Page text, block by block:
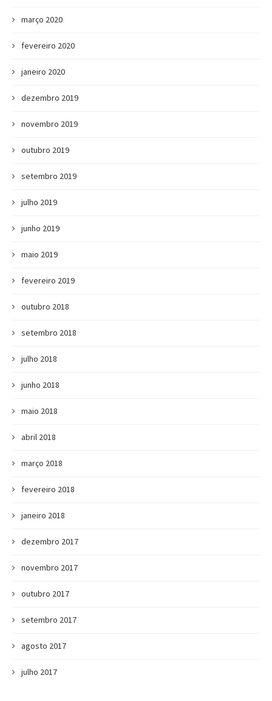
março 2020
fevereiro 2020
janeiro 2020
dezembro 2019
novembro 2019
outubro 2019
setembro 2019
julho 2019
junho 2019
maio 2019
fevereiro 2019
outubro 2018
setembro 2018
julho 2018
junho 2018
maio 2018
abril 2018
março 2018
fevereiro 2018
janeiro 2018
dezembro 2017
novembro 2017
outubro 2017
setembro 2017
agosto 2017
julho 2017